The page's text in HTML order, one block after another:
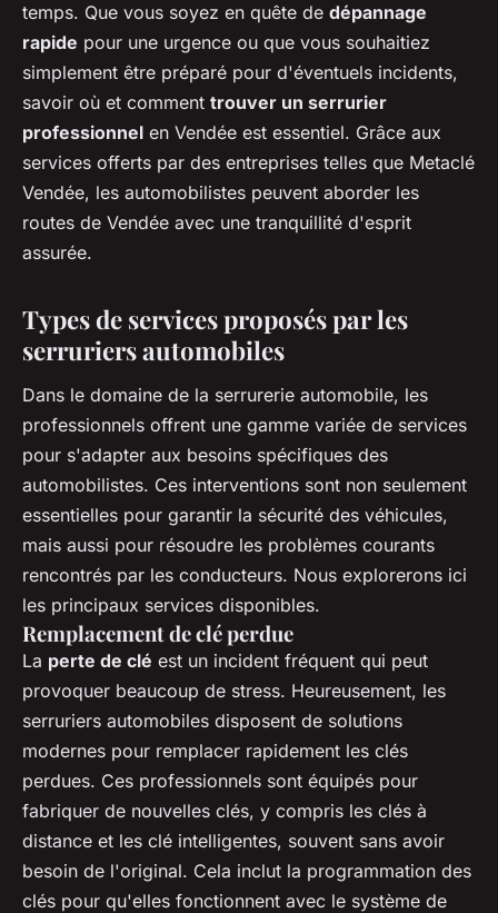
temps. Que vous soyez en quête de dépannage
rapide pour une urgence ou que vous souhaitiez
simplement être préparé pour d'éventuels incidents,
savoir où et comment trouver un serrurier
professionnel en Vendée est essentiel. Grâce aux
services offerts par des entreprises telles que Metaclé
Vendée, les automobilistes peuvent aborder les
routes de Vendée avec une tranquillité d'esprit
assurée.
Types de services proposés par les
serruriers automobiles
Dans le domaine de la serrurerie automobile, les
professionnels offrent une gamme variée de services
pour s'adapter aux besoins spécifiques des
automobilistes. Ces interventions sont non seulement
essentielles pour garantir la sécurité des véhicules,
mais aussi pour résoudre les problèmes courants
rencontrés par les conducteurs. Nous explorerons ici
les principaux services disponibles.
Remplacement de clé perdue
La perte de clé est un incident fréquent qui peut
provoquer beaucoup de stress. Heureusement, les
serruriers automobiles disposent de solutions
modernes pour remplacer rapidement les clés
perdues. Ces professionnels sont équipés pour
fabriquer de nouvelles clés, y compris les clés à
distance et les clé intelligentes, souvent sans avoir
besoin de l'original. Cela inclut la programmation des
clés pour qu'elles fonctionnent avec le système de